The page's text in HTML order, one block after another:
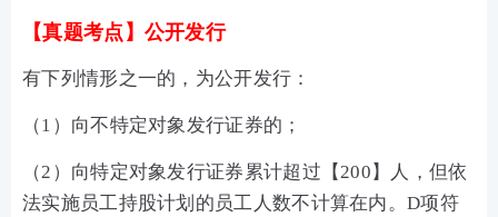
【真题考点】 公开发行
有下列情形之一的，为公开发行：
（1）向不特定对象发行证券的；
（2）向特定对象发行证券累计超过【200】人，但依
法实施员工持股计划的员工人数不计算在内。D项符